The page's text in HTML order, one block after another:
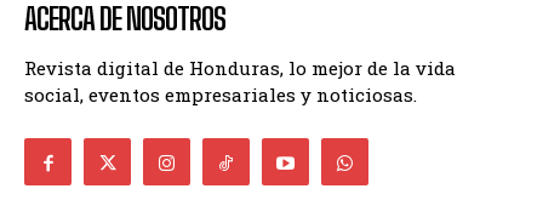
ACERCA DE NOSOTROS
Revista digital de Honduras, lo mejor de la vida
social, eventos empresariales y noticiosas.